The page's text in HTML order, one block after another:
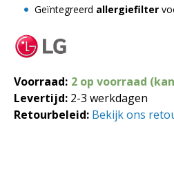
Geïntegreerd allergiefilter
Voorraad: 2 op voorraad
Levertijd: 2-3 werkdagen
Retourbeleid: Bekijk ons